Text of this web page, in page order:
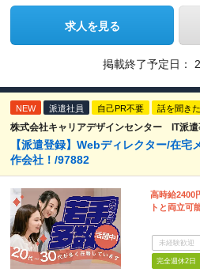
求人を見る
掲載終了予定日：
NEW 派遣社員 自己PR不要 話を聞き
株式会社キャリアデザインセンター IT派遣
【派遣登録】Webディレクター/在
作会社！/97882
高時給2400
トと両立可
未経験歓迎
完全週休2日